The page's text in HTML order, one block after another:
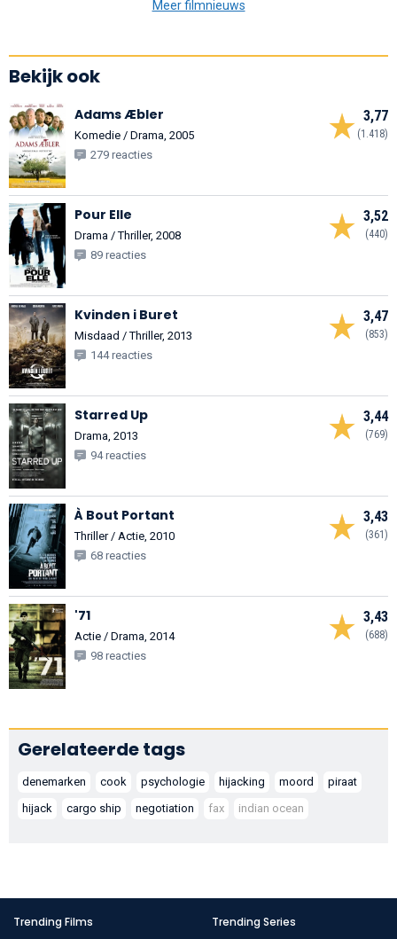
Meer filmnieuws
Bekijk ook
3,77
(1.418)
Adams Æbler
Komedie / Drama, 2005
279 reacties
3,52
(440)
Pour Elle
Drama / Thriller, 2008
89 reacties
3,47
(853)
Kvinden i Buret
Misdaad / Thriller, 2013
144 reacties
3,44
(769)
Starred Up
Drama, 2013
94 reacties
3,43
(361)
À Bout Portant
Thriller / Actie, 2010
68 reacties
3,43
(688)
'71
Actie / Drama, 2014
98 reacties
Gerelateerde tags
denemarken cook psychologie hijacking moord
piraat
hijack
cargo ship negotiation fax indian ocean
Trending Films Trending Series